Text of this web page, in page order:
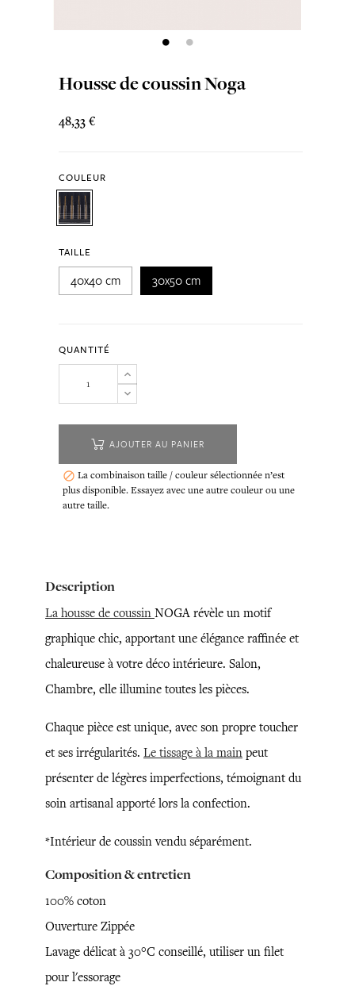
Housse de coussin Noga
48,33 €
COULEUR
TAILLE
40x40 cm 30x50 cm
QUANTITÉ
AJOUTER AU PANIER
 La combinaison taille / couleur sélectionnée n’est
plus disponible. Essayez avec une autre couleur ou une
autre taille.
Description
La housse de coussin NOGA révèle un motif
graphique chic, apportant une élégance raffinée et
chaleureuse à votre déco intérieure. Salon,
Chambre, elle illumine toutes les pièces.
Chaque pièce est unique, avec son propre toucher
et ses irrégularités. Le tissage à la main peut
présenter de légères imperfections, témoignant du
soin artisanal apporté lors la confection.
*Intérieur de coussin vendu séparément.
Composition & entretien
100% coton
Ouverture Zippée
Lavage délicat à 30°C conseillé, utiliser un filet
pour l'essorage